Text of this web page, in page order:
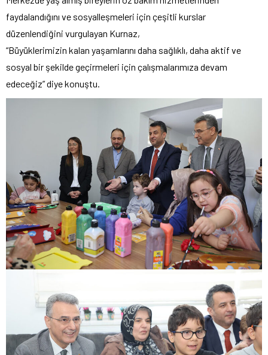
faydalandığını ve sosyalleşmeleri için çeşitli kurslar
düzenlendiğini vurgulayan Kurnaz,
“Büyüklerimizin kalan yaşamlarını daha sağlıklı, daha aktif ve
sosyal bir şekilde geçirmeleri için çalışmalarımıza devam
edeceğiz” diye konuştu.